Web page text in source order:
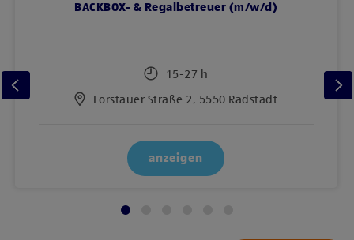
BACKBOX- & Regalbetreuer (m/w/d)
15-27 h
Forstauer Straße 2, 5550 Radstadt
anzeigen